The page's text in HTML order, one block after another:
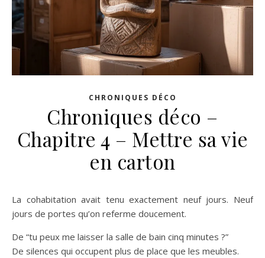
CHRONIQUES DÉCO
Chroniques déco –
Chapitre 4 – Mettre sa vie
en carton
La cohabitation avait tenu exactement neuf jours. Neuf
jours de portes qu’on referme doucement.
De “tu peux me laisser la salle de bain cinq minutes ?”
De silences qui occupent plus de place que les meubles.